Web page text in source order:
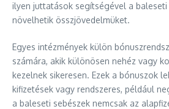
ilyen juttatások segítségével a baleseti
növelhetik összjövedelmüket.
Egyes intézmények külön
számára, akik különösen nehéz vagy
kezelnek sikeresen. Ezek a bónuszok
kifizetések vagy rendszeres, például
a baleseti sebészek nemcsak az